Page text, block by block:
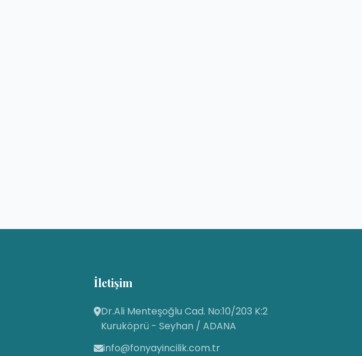
İletişim
Dr.Ali Menteşoğlu Cad. No:10/203 K:2
Kuruköprü - Seyhan / ADANA
info@fonyayincilik.com.tr
Fon Yayıncılık
Canlı Destek Hattı